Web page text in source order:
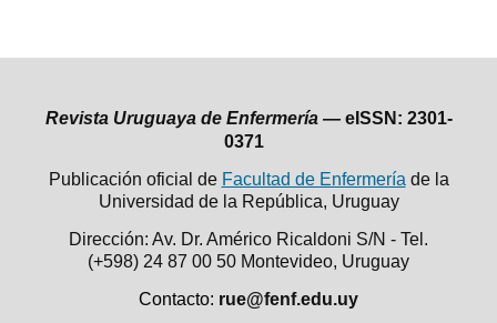
Revista Uruguaya de Enfermería — eISSN: 2301-
0371
Publicación oficial de Facultad de Enfermería de la
Universidad de la República, Uruguay
Dirección: Av. Dr. Américo Ricaldoni S/N - Tel.
(+598) 24 87 00 50 Montevideo, Uruguay
Contacto: rue@fenf.edu.uy